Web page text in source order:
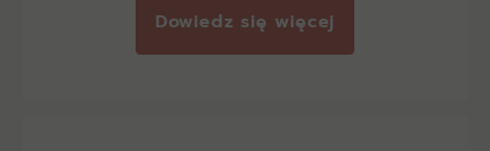
Dowiedz się więcej